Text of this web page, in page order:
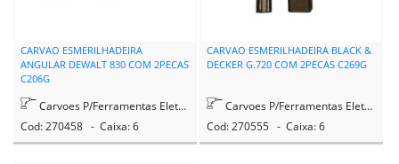
CARVAO ESMERILHADEIRA
ANGULAR DEWALT 830 COM 2PECAS
C206G
Carvoes P/Ferramentas Eletricas
Cod: 270458 - Caixa: 6
CARVAO ESMERILHADEIRA BLACK &
DECKER G.720 COM 2PECAS C269G
Carvoes P/Ferramentas Eletricas
Cod: 270555 - Caixa: 6